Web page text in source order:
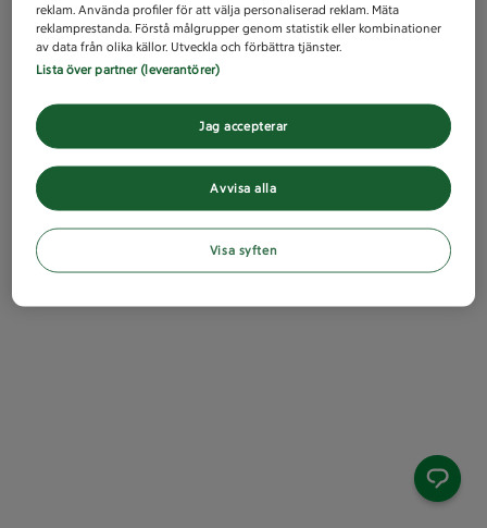
reklam. Använda profiler för att välja personaliserad reklam. Mäta
reklamprestanda. Förstå målgrupper genom statistik eller kombinationer
av data från olika källor. Utveckla och förbättra tjänster.
Lista över partner (leverantörer)
Avvisa alla
Jag accepterar
Visa syften